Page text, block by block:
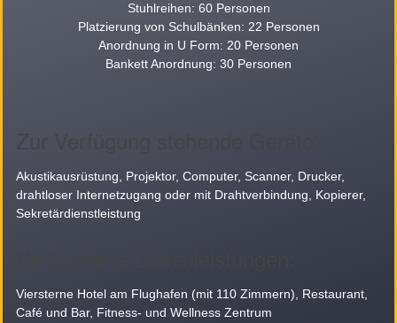
Stuhlreihen: 60 Personen
Platzierung von Schulbänken: 22 Personen
Anordnung in U Form: 20 Personen
Bankett Anordnung: 30 Personen
Zur Verfügung stehende Geräte:
Akustikausrüstung, Projektor, Computer, Scanner, Drucker,
drahtloser Internetzugang oder mit Drahtverbindung, Kopierer,
Sekretärdienstleistung
Viersterne Hotel am Flughafen (mit 110 Zimmern), Restaurant,
Café und Bar, Fitness- und Wellness Zentrum